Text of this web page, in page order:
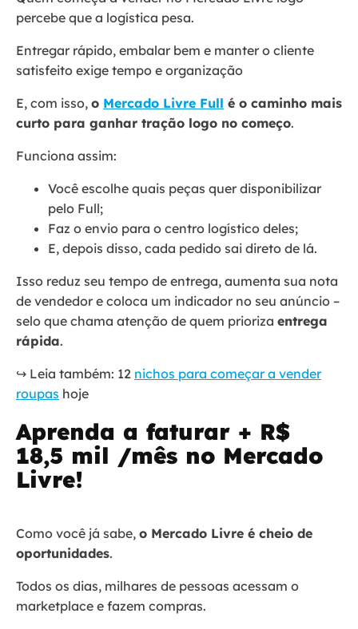
percebe que a logística pesa.
Entregar rápido, embalar bem e manter o cliente
satisfeito exige tempo e organização
E, com isso, o Mercado Livre Full é o caminho mais
curto para ganhar tração logo no começo.
Funciona assim:
Você escolhe quais peças quer disponibilizar
pelo Full;
Faz o envio para o centro logístico deles;
E, depois disso, cada pedido sai direto de lá.
Isso reduz seu tempo de entrega, aumenta sua nota
de vendedor e coloca um indicador no seu anúncio –
selo que chama atenção de quem prioriza entrega
rápida.
↪️ Leia também: 12 nichos para começar a vender
roupas hoje
Aprenda a faturar + R$
18,5 mil /mês no Mercado
Livre!
Como você já sabe, o Mercado Livre é cheio de
oportunidades.
Todos os dias, milhares de pessoas acessam o
marketplace e fazem compras.